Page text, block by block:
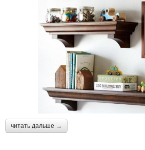
читать дальше →